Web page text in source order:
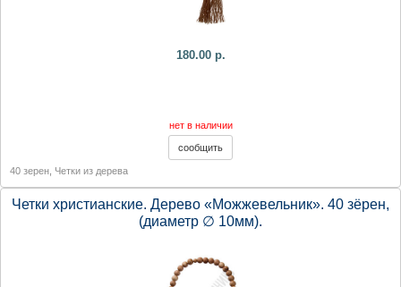
180.00 р.
нет в наличии
40 зерен Четки из дерева
Четки христианские. Дерево «Можжевельник». 40 зёрен,
(диаметр ∅ 10мм).